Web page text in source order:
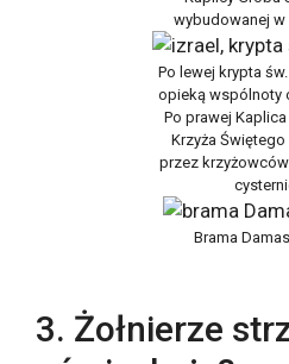
wybudowanej w
Po lewej krypta
opieką wspólnoty
Po prawej
Krzyża
przez
Brama
3. Żołnierze